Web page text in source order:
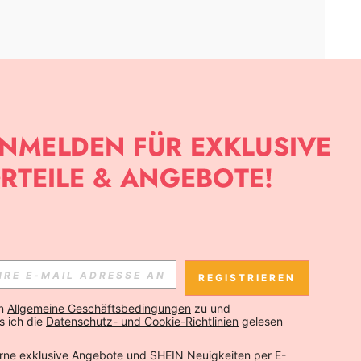
APP
ANMELDEST, KANNST DU DIE NEUESTEN TRENDS VOR
DICH JEDERZEIT ABMELDEN).
Abonnieren
Abonnieren
REGISTRIEREN
Allgemeine Geschäftsbedingungen zu und
ich die Datenschutz- und Cookie-Richtlinien gelesen
exklusive Angebote und SHEIN Neuigkeiten per E-